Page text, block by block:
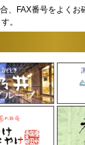
、FAX番号をよくお
。